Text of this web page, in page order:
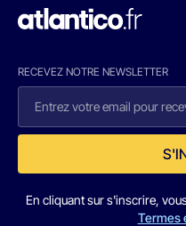
RECEVEZ NOTRE NEWSLETTER
En cliquant sur s'inscrire,
Termes